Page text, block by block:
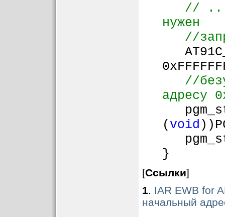
// ...
нужен
//
//
адресу
( void
}
[Ссылки]
1. IAR EWB for
начальный